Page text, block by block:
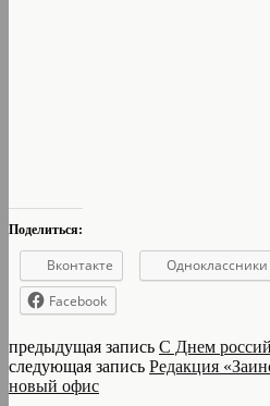
Поделиться:
Вконтакте Одноклассники
Facebook
предыдущая запись С Днем
следующая запись Редакция
новый офис